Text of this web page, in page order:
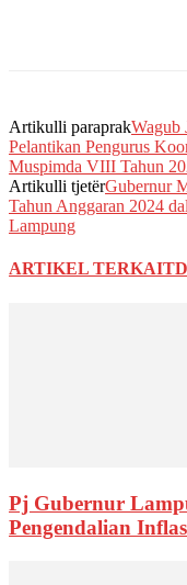
Artikulli paraprakWagub
Pelantikan Pengurus
Muspimda VIII Tahun
Artikulli tjetërGubernur
Tahun Anggaran 2024
Lampung
ARTIKEL TERKAIT
Pj Gubernur
Pengendalian